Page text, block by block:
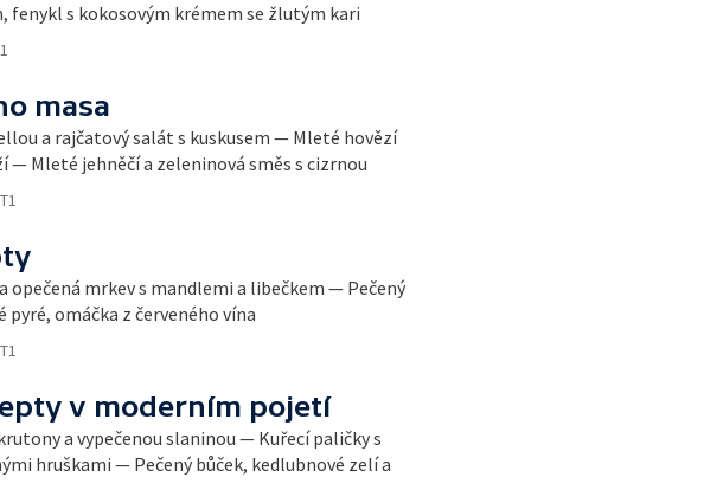
fenykl s kokosovým krémem se žlutým kari
masa
a rajčatový salát s kuskusem — Mleté hovězí
— Mleté jehněčí a zeleninová směs s cizrnou
opečená mrkev s mandlemi a libečkem — Pečený
omáčka z červeného vína
v moderním pojetí
a vypečenou slaninou — Kuřecí paličky s
hruškami — Pečený bůček, kedlubnové zelí a